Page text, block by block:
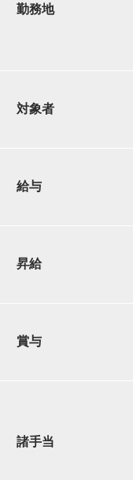
勤務地
対象者
給与
昇給
賞与
諸手当